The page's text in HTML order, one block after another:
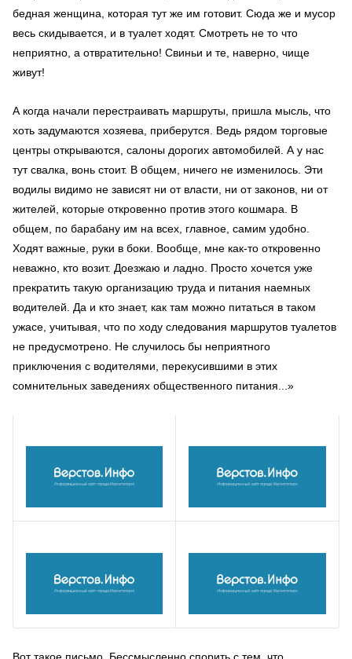
бедная женщина, которая тут же им готовит. Сюда же и мусор
весь скидывается, и в туалет ходят. Смотреть не то что
неприятно, а отвратительно! Свиньи и те, наверно, чище
живут!
А когда начали перестраивать маршруты, пришла мысль, что
хоть задумаются хозяева, приберутся. Ведь рядом торговые
центры открываются, салоны дорогих автомобилей. А у нас
тут свалка, вонь стоит. В общем, ничего не изменилось. Эти
водилы видимо не зависят ни от власти, ни от законов, ни от
жителей, которые откровенно против этого кошмара. В
общем, по барабану им на всех, главное, самим удобно.
Ходят важные, руки в боки. Вообще, мне как-то откровенно
неважно, кто возит. Доезжаю и ладно. Просто хочется уже
прекратить такую организацию труда и питания наемных
водителей. Да и кто знает, как там можно питаться в таком
ужасе, учитывая, что по ходу следования маршрутов туалетов
не предусмотрено. Не случилось бы неприятного
приключения с водителями, перекусившими в этих
сомнительных заведениях общественного питания...»
Вот такое письмо. Бессмысленно спорить с тем, что